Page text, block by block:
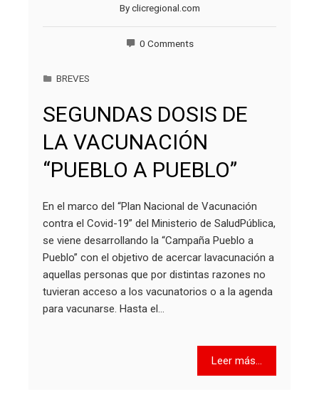
Byclicregional.com
0 Comments
BREVES
SEGUNDAS DOSIS DE
LA VACUNACIÓN
“PUEBLO A PUEBLO”
En el marco del “Plan Nacional de Vacunación
contra el Covid-19” del Ministerio de SaludPública,
se viene desarrollando la “Campaña Pueblo a
Pueblo” con el objetivo de acercar lavacunación a
aquellas personas que por distintas razones no
tuvieran acceso a los vacunatorios o a la agenda
para vacunarse. Hasta el…
Leer más...